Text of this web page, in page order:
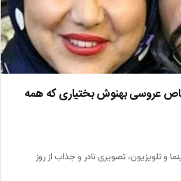
عروسی بهنوش بختیاری که همه
و تلویزیون، تصویری نادر و جذاب از روز